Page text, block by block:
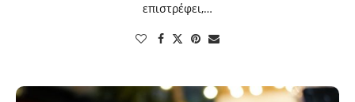
επιστρέφει,…